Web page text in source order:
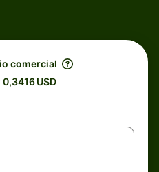
comercial
0,3416 USD